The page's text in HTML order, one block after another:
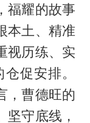
福耀的故事
本土、精准
视历练、实
促安排。
，曹德旺的
守底线，